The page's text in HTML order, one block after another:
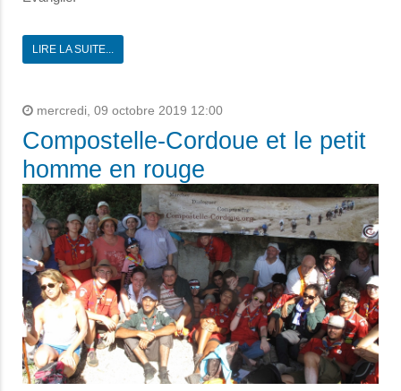
LIRE LA SUITE...
mercredi, 09 octobre 2019 12:00
Compostelle-Cordoue et le petit
homme en rouge